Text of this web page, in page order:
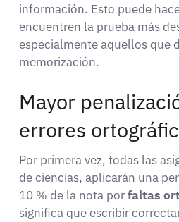
información. Esto puede
encuentren la prueba más
especialmente aquellos que
memorización.
Mayor
errores
Por primera vez, todas las
de ciencias, aplicarán una
10 % de la nota porfaltas
significa que escribir